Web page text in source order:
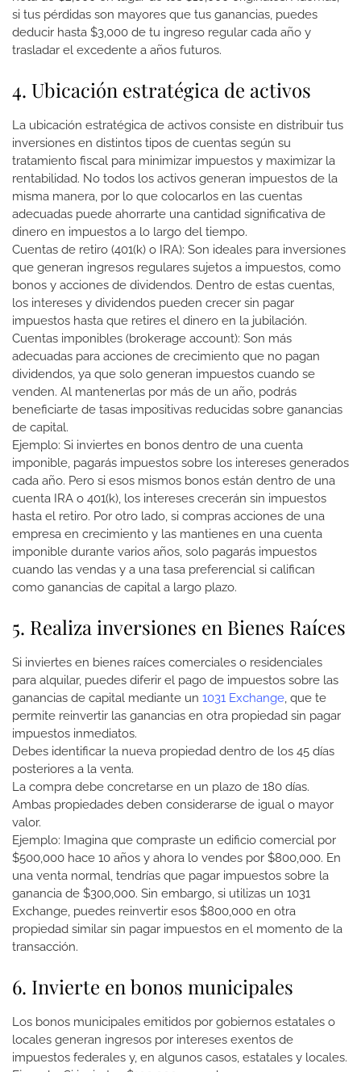
si tus pérdidas son mayores que tus ganancias, puedes
deducir hasta $3,000 de tu ingreso regular cada año y
trasladar el excedente a años futuros.
4. Ubicación estratégica de activos
La ubicación estratégica de activos consiste en distribuir tus
inversiones en distintos tipos de cuentas según su
tratamiento fiscal para minimizar impuestos y maximizar la
rentabilidad. No todos los activos generan impuestos de la
misma manera, por lo que colocarlos en las cuentas
adecuadas puede ahorrarte una cantidad significativa de
dinero en impuestos a lo largo del tiempo.
Cuentas de retiro (401(k) o IRA): Son ideales para inversiones
que generan ingresos regulares sujetos a impuestos, como
bonos y acciones de dividendos. Dentro de estas cuentas,
los intereses y dividendos pueden crecer sin pagar
impuestos hasta que retires el dinero en la jubilación.
Cuentas imponibles (brokerage account): Son más
adecuadas para acciones de crecimiento que no pagan
dividendos, ya que solo generan impuestos cuando se
venden. Al mantenerlas por más de un año, podrás
beneficiarte de tasas impositivas reducidas sobre ganancias
de capital.
Ejemplo: Si inviertes en bonos dentro de una cuenta
imponible, pagarás impuestos sobre los intereses generados
cada año. Pero si esos mismos bonos están dentro de una
cuenta IRA o 401(k), los intereses crecerán sin impuestos
hasta el retiro. Por otro lado, si compras acciones de una
empresa en crecimiento y las mantienes en una cuenta
imponible durante varios años, solo pagarás impuestos
cuando las vendas y a una tasa preferencial si califican
como ganancias de capital a largo plazo.
5. Realiza inversiones en Bienes Raíces
Si inviertes en bienes raíces comerciales o residenciales
para alquilar, puedes diferir el pago de impuestos sobre las
ganancias de capital mediante un 1031 Exchange, que te
permite reinvertir las ganancias en otra propiedad sin pagar
impuestos inmediatos.
Debes identificar la nueva propiedad dentro de los 45 días
posteriores a la venta.
La compra debe concretarse en un plazo de 180 días.
Ambas propiedades deben considerarse de igual o mayor
valor.
Ejemplo: Imagina que compraste un edificio comercial por
$500,000 hace 10 años y ahora lo vendes por $800,000. En
una venta normal, tendrías que pagar impuestos sobre la
ganancia de $300,000. Sin embargo, si utilizas un 1031
Exchange, puedes reinvertir esos $800,000 en otra
propiedad similar sin pagar impuestos en el momento de la
transacción.
6. Invierte en bonos municipales
Los bonos municipales emitidos por gobiernos estatales o
locales generan ingresos por intereses exentos de
impuestos federales y, en algunos casos, estatales y locales.